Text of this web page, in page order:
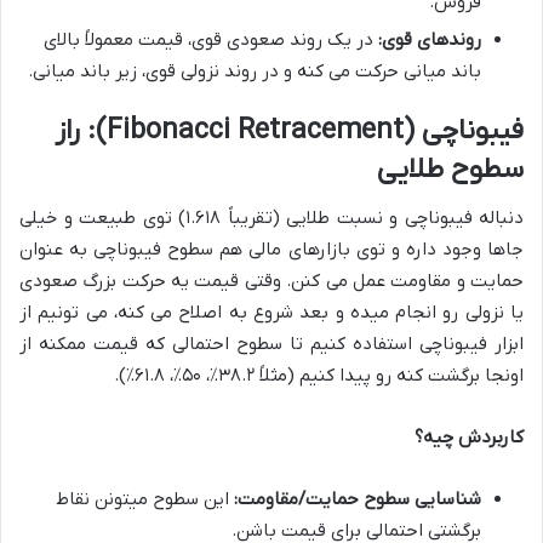
روندهای قوی: در یک روند صعودی قوی، قیمت معمولاً بالای
باند میانی حرکت می کنه و در روند نزولی قوی، زیر باند میانی.
فیبوناچی (Fibonacci Retracement): راز
سطوح طلایی
دنباله فیبوناچی و نسبت طلایی (تقریباً ۱.۶۱۸) توی طبیعت و خیلی
جاها وجود داره و توی بازارهای مالی هم سطوح فیبوناچی به عنوان
حمایت و مقاومت عمل می کنن. وقتی قیمت یه حرکت بزرگ صعودی
یا نزولی رو انجام میده و بعد شروع به اصلاح می کنه، می تونیم از
ابزار فیبوناچی استفاده کنیم تا سطوح احتمالی که قیمت ممکنه از
اونجا برگشت کنه رو پیدا کنیم (مثلاً ۳۸.۲٪، ۵۰٪، ۶۱.۸٪).
کاربردش چیه؟
شناسایی سطوح حمایت/مقاومت: این سطوح میتونن نقاط
برگشتی احتمالی برای قیمت باشن.